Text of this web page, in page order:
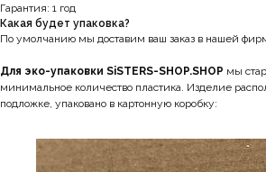
Гарантия: 1 год
Какая будет упаковка?
По умолчанию мы доставим ваш заказ в нашей
Для эко-упаковки SiSTERS-SHOP.SHOP мы
минимальное количество пластика. Изделие
подложке, упаковано в картонную коробку: